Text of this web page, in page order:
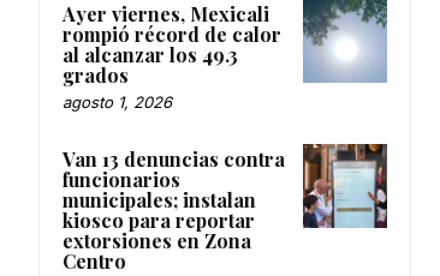
Ayer viernes, Mexicali
rompió récord de calor
al alcanzar los 49.3
grados
agosto 1, 2026
Van 13 denuncias contra
funcionarios
municipales; instalan
kiosco para reportar
extorsiones en Zona
Centro